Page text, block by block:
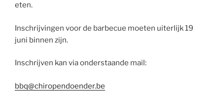
eten.
Inschrijvingen voor de barbecue moeten uiterlijk 19
juni binnen zijn.
Inschrijven kan via onderstaande mail:
bbq@chiropendoender.be